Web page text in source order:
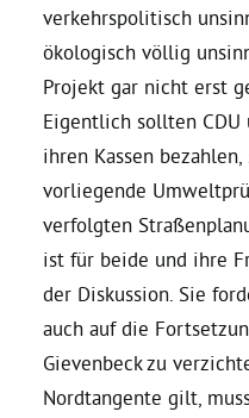
Daniel Freund, MdEP
Grüne im
Ratsfraktion
Ratsmitglieder 2025 – 2030
verkehrspolitisch
ökologisch völlig
Projekt gar nicht erst
Eigentlich sollten CDU
ihren Kassen
vorliegende
verfolgten
ist für beide und ihre
der Diskussion. Sie
auch auf die
Gievenbeck zu
Nordtangente gilt,